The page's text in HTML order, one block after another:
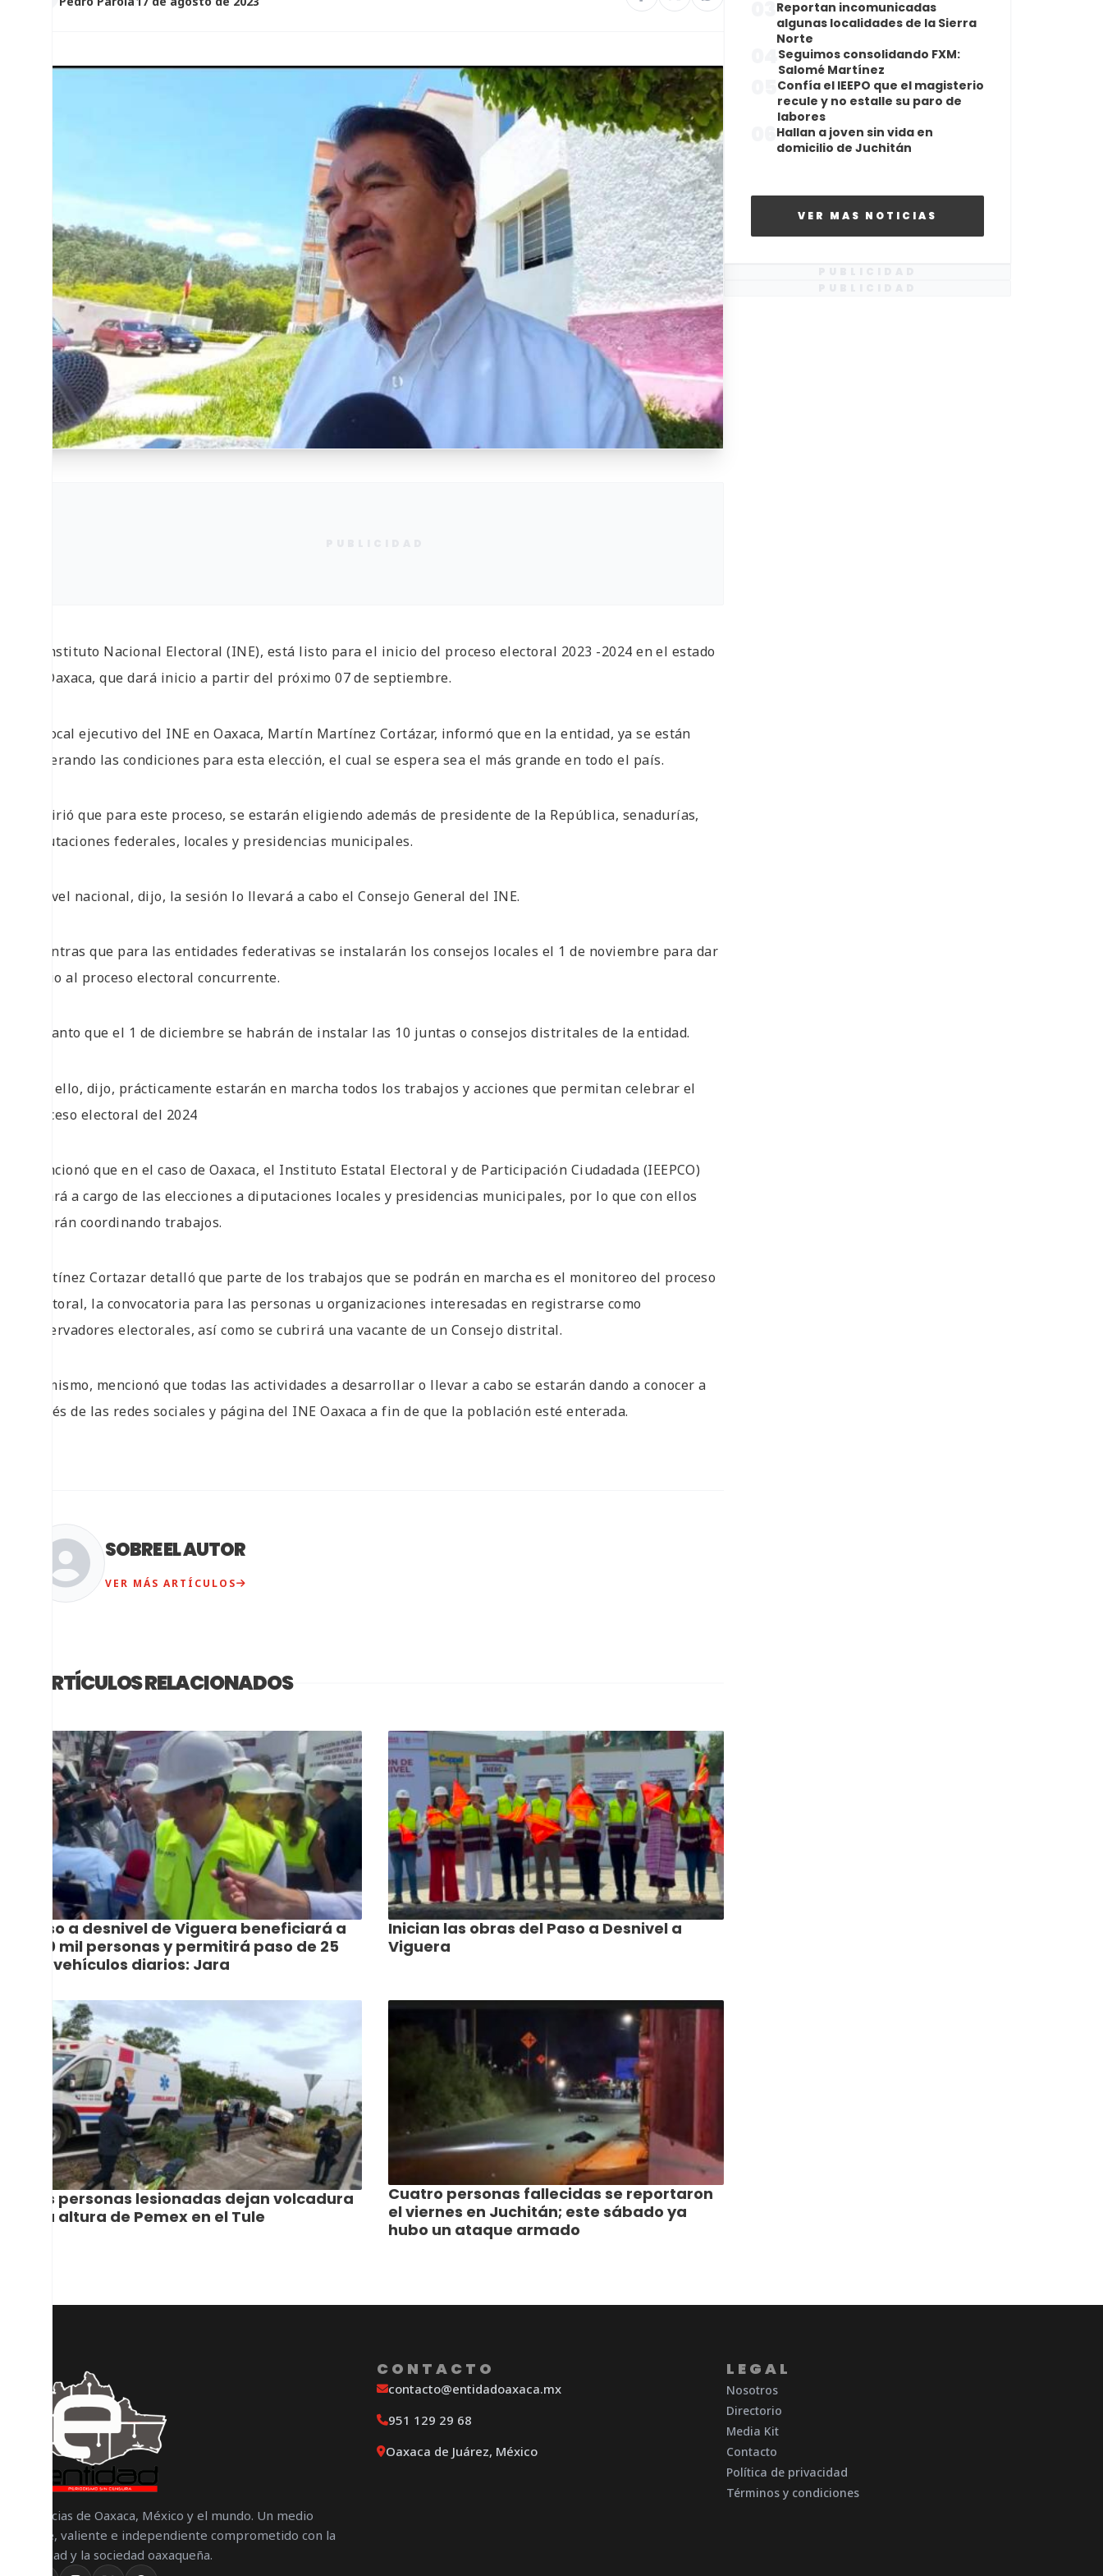
El Instituto Nacional Electoral (INE), está listo para el inicio del proceso electoral 2023 -2024 en el estado
de Oaxaca, que dará inicio a partir del próximo 07 de septiembre.
El vocal ejecutivo del INE en Oaxaca, Martín Martínez Cortázar, informó que en la entidad, ya se están
generando las condiciones para esta elección, el cual se espera sea el más grande en todo el país.
Refirió que para este proceso, se estarán eligiendo además de presidente de la República, senadurías,
diputaciones federales, locales y presidencias municipales.
A nivel nacional, dijo, la sesión lo llevará a cabo el Consejo General del INE.
Mientras que para las entidades federativas se instalarán los consejos locales el 1 de noviembre para dar
inicio al proceso electoral concurrente.
En tanto que el 1 de diciembre se habrán de instalar las 10 juntas o consejos distritales de la entidad.
Con ello, dijo, prácticamente estarán en marcha todos los trabajos y acciones que permitan celebrar el
proceso electoral del 2024
Mencionó que en el caso de Oaxaca, el Instituto Estatal Electoral y de Participación Ciudadada (IEEPCO)
estará a cargo de las elecciones a diputaciones locales y presidencias municipales, por lo que con ellos
estarán coordinando trabajos.
Martínez Cortazar detalló que parte de los trabajos que se podrán en marcha es el monitoreo del proceso
electoral, la convocatoria para las personas u organizaciones interesadas en registrarse como
observadores electorales, así como se cubrirá una vacante de un Consejo distrital.
Asimismo, mencionó que todas las actividades a desarrollar o llevar a cabo se estarán dando a conocer a
través de las redes sociales y página del INE Oaxaca a fin de que la población esté enterada.
SOBRE EL AUTOR
VER MÁS ARTÍCULOS
ARTÍCULOS RELACIONADOS
Paso a desnivel de Viguera beneficiará a
500 mil personas y permitirá paso de 25
mil vehículos diarios: Jara
Inician las obras del Paso a Desnivel a
Viguera
Dos personas lesionadas dejan volcadura
a la altura de Pemex en el Tule
Cuatro personas fallecidas se reportaron
el viernes en Juchitán; este sábado ya
hubo un ataque armado
Reportan incomunicadas
algunas localidades de la Sierra
Norte
Seguimos consolidando FXM:
Salomé Martínez
Confía el IEEPO que el magisterio
recule y no estalle su paro de
labores
Hallan a joven sin vida en
domicilio de Juchitán
VER MAS NOTICIAS
Noticias de Oaxaca, México y el mundo. Un medio
libre, valiente e independiente comprometido con la
verdad y la sociedad oaxaqueña.
CONTACTO
contacto@entidadoaxaca.mx
951 129 29 68
Oaxaca de Juárez, México
LEGAL
Nosotros
Directorio
Media Kit
Contacto
Política de privacidad
Términos y condiciones